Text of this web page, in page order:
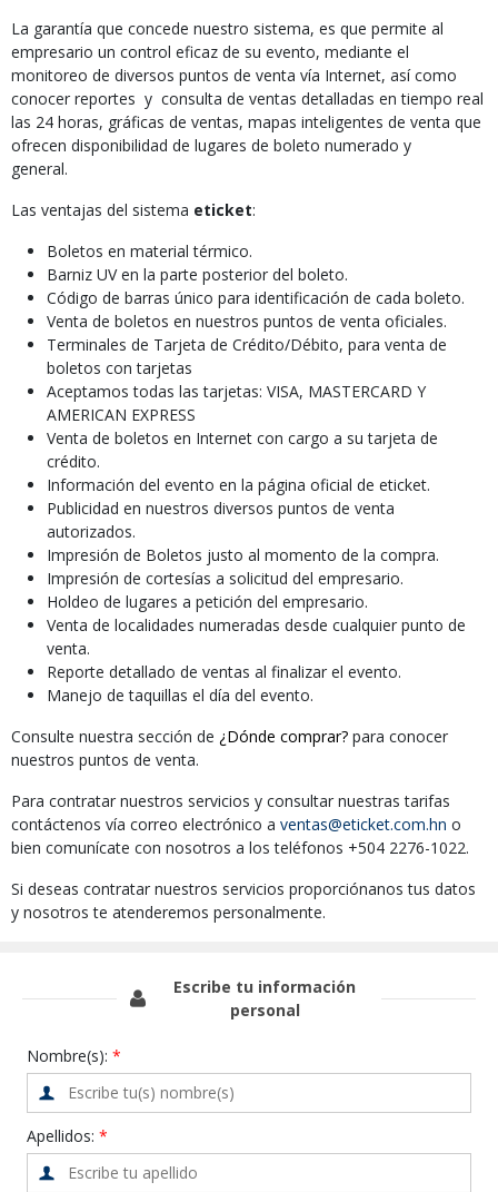
La garantía que concede nuestro sistema, es que permite al
empresario un control eficaz de su evento, mediante el
monitoreo de diversos puntos de venta vía Internet, así como
conocer reportes y consulta de ventas detalladas en tiempo real
las 24 horas, gráficas de ventas, mapas inteligentes de venta que
ofrecen disponibilidad de lugares de boleto numerado y
general.
Las ventajas del sistema eticket:
Boletos en material térmico.
Barniz UV en la parte posterior del boleto.
Código de barras único para identificación de cada boleto.
Venta de boletos en nuestros puntos de venta oficiales.
Terminales de Tarjeta de Crédito/Débito, para venta de
boletos con tarjetas
Aceptamos todas las tarjetas: VISA, MASTERCARD Y
AMERICAN EXPRESS
Venta de boletos en Internet con cargo a su tarjeta de
crédito.
Información del evento en la página oficial de eticket.
Publicidad en nuestros diversos puntos de venta
autorizados.
Impresión de Boletos justo al momento de la compra.
Impresión de cortesías a solicitud del empresario.
Holdeo de lugares a petición del empresario.
Venta de localidades numeradas desde cualquier punto de
venta.
Reporte detallado de ventas al finalizar el evento.
Manejo de taquillas el día del evento.
Consulte nuestra sección de ¿Dónde comprar? para conocer
nuestros puntos de venta.
Para contratar nuestros servicios y consultar nuestras tarifas
contáctenos vía correo electrónico a ventas@eticket.com.hn o
bien comunícate con nosotros a los teléfonos +504 2276-1022.
Si deseas contratar nuestros servicios proporciónanos tus datos
y nosotros te atenderemos personalmente.
Escribe tu información
personal
Nombre(s):
Apellidos: